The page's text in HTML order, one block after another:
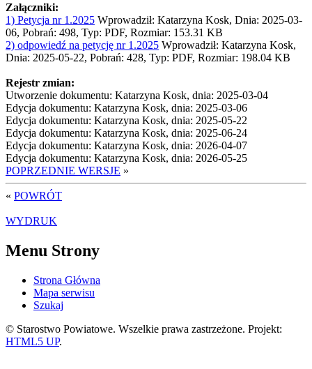
Załączniki:
1) Petycja nr 1.2025 Wprowadził: Katarzyna Kosk, Dnia: 2025-03-
06, Pobrań: 498, Typ: PDF, Rozmiar: 153.31 KB
2) odpowiedź na petycję nr 1.2025 Wprowadził: Katarzyna Kosk,
Dnia: 2025-05-22, Pobrań: 428, Typ: PDF, Rozmiar: 198.04 KB
Rejestr zmian:
Utworzenie dokumentu: Katarzyna Kosk, dnia: 2025-03-04
Edycja dokumentu: Katarzyna Kosk, dnia: 2025-03-06
Edycja dokumentu: Katarzyna Kosk, dnia: 2025-05-22
Edycja dokumentu: Katarzyna Kosk, dnia: 2025-06-24
Edycja dokumentu: Katarzyna Kosk, dnia: 2026-04-07
Edycja dokumentu: Katarzyna Kosk, dnia: 2026-05-25
POPRZEDNIE WERSJE »
« POWRÓT
WYDRUK
Menu Strony
Strona Główna
Mapa serwisu
Szukaj
© Starostwo Powiatowe. Wszelkie prawa zastrzeżone. Projekt:
HTML5 UP.